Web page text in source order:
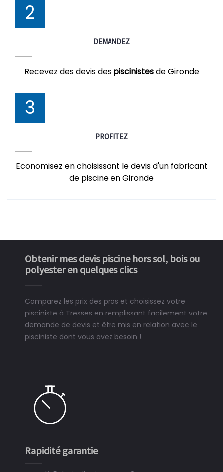
2
DEMANDEZ
Recevez des devis des piscinistesde Gironde
3
PROFITEZ
Economisez en choisissant le devis d'un fabricant
de piscine en Gironde
Obtenir mes devis piscine hors sol, bois ou
polyester en quelques clics
Comparez les prix des pros et choisissez votre
pisciniste à Tresses en remplissant facilement votre
demande de devis et être mis en relation avec le
pisciniste dont vous avez besoin !
Rapidité garantie